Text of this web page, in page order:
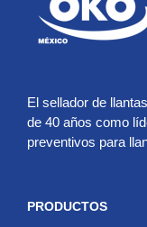
El sellador de
de 40 años como
preventivos para
PRODUCTOS